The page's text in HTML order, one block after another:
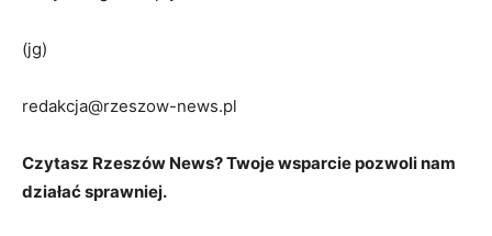
(jg)
redakcja@rzeszow-news.pl
Czytasz Rzeszów News? Twoje wsparcie pozwoli nam
działać sprawniej.